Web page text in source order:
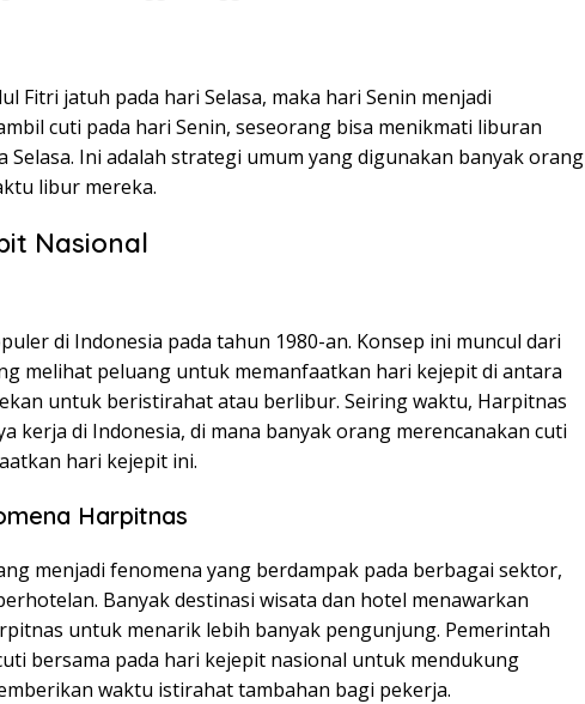
Fitri jatuh pada hari Selasa, maka hari Senin menjadi
cuti pada hari Senin, seseorang bisa menikmati liburan
Selasa. Ini adalah strategi umum yang digunakan banyak orang
libur mereka.
Nasional
di Indonesia pada tahun 1980-an. Konsep ini muncul dari
melihat peluang untuk memanfaatkan hari kejepit di antara
untuk beristirahat atau berlibur. Seiring waktu, Harpitnas
kerja di Indonesia, di mana banyak orang merencanakan cuti
hari kejepit ini.
Harpitnas
menjadi fenomena yang berdampak pada berbagai sektor,
Banyak destinasi wisata dan hotel menawarkan
untuk menarik lebih banyak pengunjung. Pemerintah
bersama pada hari kejepit nasional untuk mendukung
waktu istirahat tambahan bagi pekerja.